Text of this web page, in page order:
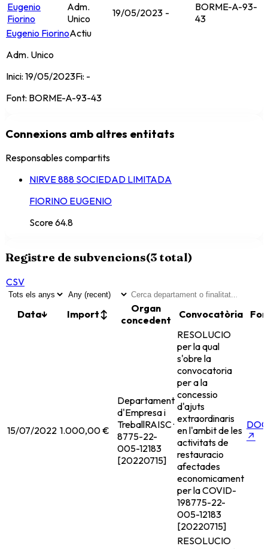
Eugenio
Fiorino
Adm.
Unico
19/05/2023 -
BORME-A-93-
43
Eugenio FiorinoActiu
Adm. Unico
Inici: 19/05/2023Fi: -
Font: BORME-A-93-43
Connexions amb altres entitats
Responsables compartits
NIRVE 888 SOCIEDAD LIMITADA
FIORINO EUGENIO
Score64.8
Registre de subvencions(3 total)
CSV
Data↓ Import↕
Organ
concedent
Convocatòria
15/07/2022 1.000,00 €
Departament
d'Empresa i
TreballRAISC ·
8775-22-
005-12183
[20220715]
RESOLUCIO
per la qual
s'obre la
convocatoria
per a la
concessio
d'ajuts
extraordinaris
en l'ambit de les
activitats de
restauracio
afectades
economicament
per la COVID-
198775-22-
005-12183
[20220715]
↗
RESOLUCIO